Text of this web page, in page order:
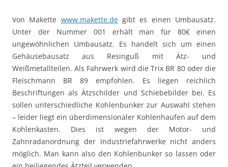
Von Makette www.makette.degibt es einen Umbausatz.
Unter der Nummer 001 erhält man für 80€ einen
ungewöhnlichen Umbausatz. Es handelt sich um einen
Gehäusebausatz aus Resinguß mit Ätz- und
Weißmetallteilen. Als Fahrwerk wird die Trix BR 80 oder die
Fleischmann BR 89 empfohlen. Es liegen reichlich
Beschriftungen als Ätzschilder und Schiebebilder bei. Es
sollen unterschiedliche Kohlenbunker zur Auswahl stehen
– leider liegt ein überdimensionaler Kohlenhaufen auf dem
Kohlenkasten. Dies ist wegen der Motor- und
Zahnradanordnung der Industriefahrwerke nicht anders
möglich. Man kann also den Kohlenbunker so lassen oder